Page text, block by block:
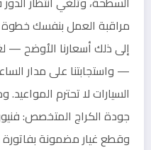
مراقبة العمل بنفسك
إلى ذلك أسعارنا الأوضح —
— واستجابتنا على مدار
السيارات لا تحترم
جودة الكراج المتخصص:
وقطع غيار مضمونة